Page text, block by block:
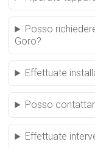
Posso
Goro?
Effettuate
Posso
Effettuate